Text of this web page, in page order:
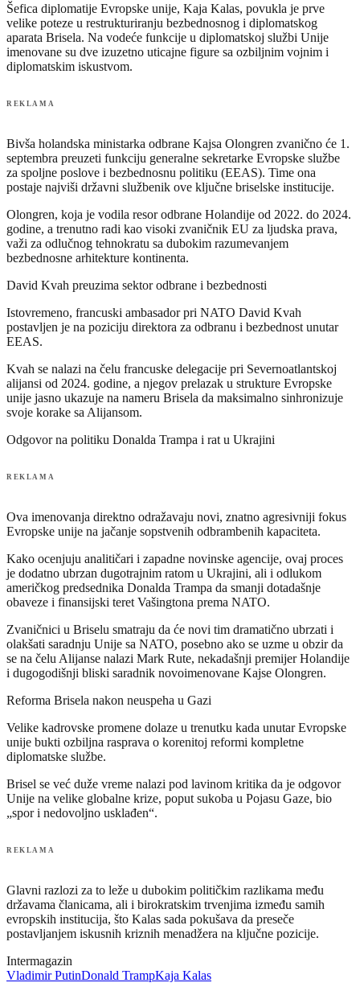
Šefica diplomatije Evropske unije, Kaja Kalas, povukla je prve
velike poteze u restrukturiranju bezbednosnog i diplomatskog
aparata Brisela. Na vodeće funkcije u diplomatskoj službi Unije
imenovane su dve izuzetno uticajne figure sa ozbiljnim vojnim i
diplomatskim iskustvom.
REKLAMA
Bivša holandska ministarka odbrane Kajsa Olongren zvanično će 1.
septembra preuzeti funkciju generalne sekretarke Evropske službe
za spoljne poslove i bezbednosnu politiku (EEAS). Time ona
postaje najviši državni službenik ove ključne briselske institucije.
Olongren, koja je vodila resor odbrane Holandije od 2022. do 2024.
godine, a trenutno radi kao visoki zvaničnik EU za ljudska prava,
važi za odlučnog tehnokratu sa dubokim razumevanjem
bezbednosne arhitekture kontinenta.
David Kvah preuzima sektor odbrane i bezbednosti
Istovremeno, francuski ambasador pri NATO David Kvah
postavljen je na poziciju direktora za odbranu i bezbednost unutar
EEAS.
Kvah se nalazi na čelu francuske delegacije pri Severnoatlantskoj
alijansi od 2024. godine, a njegov prelazak u strukture Evropske
unije jasno ukazuje na nameru Brisela da maksimalno sinhronizuje
svoje korake sa Alijansom.
Odgovor na politiku Donalda Trampa i rat u Ukrajini
REKLAMA
Ova imenovanja direktno odražavaju novi, znatno agresivniji fokus
Evropske unije na jačanje sopstvenih odbrambenih kapaciteta.
Kako ocenjuju analitičari i zapadne novinske agencije, ovaj proces
je dodatno ubrzan dugotrajnim ratom u Ukrajini, ali i odlukom
američkog predsednika Donalda Trampa da smanji dotadašnje
obaveze i finansijski teret Vašingtona prema NATO.
Zvaničnici u Briselu smatraju da će novi tim dramatično ubrzati i
olakšati saradnju Unije sa NATO, posebno ako se uzme u obzir da
se na čelu Alijanse nalazi Mark Rute, nekadašnji premijer Holandije
i dugogodišnji bliski saradnik novoimenovane Kajse Olongren.
Reforma Brisela nakon neuspeha u Gazi
Velike kadrovske promene dolaze u trenutku kada unutar Evropske
unije bukti ozbiljna rasprava o korenitoj reformi kompletne
diplomatske službe.
Brisel se već duže vreme nalazi pod lavinom kritika da je odgovor
Unije na velike globalne krize, poput sukoba u Pojasu Gaze, bio
„spor i nedovoljno usklađen“.
REKLAMA
Glavni razlozi za to leže u dubokim političkim razlikama među
državama članicama, ali i birokratskim trvenjima između samih
evropskih institucija, što Kalas sada pokušava da preseče
postavljanjem iskusnih kriznih menadžera na ključne pozicije.
Intermagazin
Vladimir PutinDonald TrampKaja Kalas